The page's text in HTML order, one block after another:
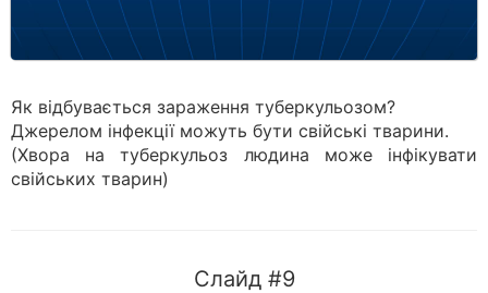
Як відбувається зараження туберкульозом?
Джерелом інфекції можуть бути свійські тварини.
(Хвора на туберкульоз людина може інфікувати
свійських тварин)
Слайд #9